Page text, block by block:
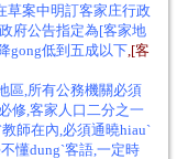
草案中明訂客家庄行政
府公告指定為[客家地
gong低到五成以下 ,[客
,所有公務機關必須
修,客家人口二分之一
師在內,必須通曉hiauˋ
懂dungˋ客語,一定時